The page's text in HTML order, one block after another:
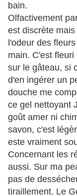
bain.
Olfactivement
est discrète
l'odeur des
main. C'est
sur le gâteau, si
d'en ingérer un
douche me
ce gel nettoyant
goût amer ni
savon, c'est
este vraiment
Concernant les
aussi. Sur ma
pas de
tiraillement. Le